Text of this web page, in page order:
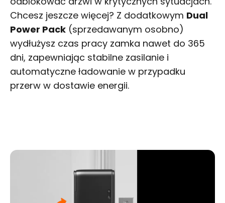
Chcesz jeszcze więcej? Z dodatkowym Dual
Power Pack (sprzedawanym osobno)
wydłużysz czas pracy zamka nawet do 365
dni, zapewniając stabilne zasilanie i
automatyczne ładowanie w przypadku
przerw w dostawie energii.